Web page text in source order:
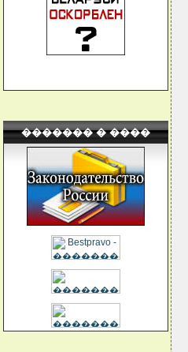
������� � ����